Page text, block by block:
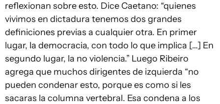
reflexionan sobre esto. Dice Caetano: “quienes
vivimos en dictadura tenemos dos grandes
definiciones previas a cualquier otra. En primer
lugar, la democracia, con todo lo que implica […] En
segundo lugar, la no violencia.” Luego Ribeiro
agrega que muchos dirigentes de izquierda “no
pueden condenar esto, porque es como si les
sacaras la columna vertebral. Esa condena a los